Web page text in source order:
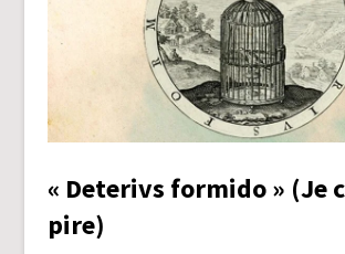
« Deterivs formido » (Je
pire)